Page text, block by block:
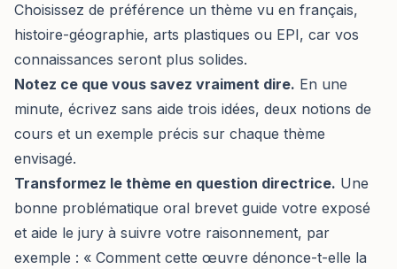
Choisissez de préférence un thème vu en français,
histoire-géographie, arts plastiques ou EPI, car vos
connaissances seront plus solides.
Notez ce que vous savez vraiment dire. En une
minute, écrivez sans aide trois idées, deux notions de
cours et un exemple précis sur chaque thème
envisagé.
Transformez le thème en question directrice. Une
bonne problématique oral brevet guide votre exposé
et aide le jury à suivre votre raisonnement, par
exemple : « Comment cette œuvre dénonce-t-elle la